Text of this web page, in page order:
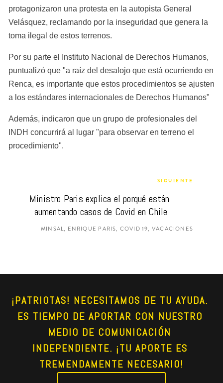
protagonizaron una protesta en la autopista General
Velásquez, reclamando por la inseguridad que genera la
toma ilegal de estos terrenos.
Por su parte el Instituto Nacional de Derechos Humanos,
puntualizó que "a raíz del desalojo que está ocurriendo en
Renca, es importante que estos procedimientos se ajusten
a los estándares internacionales de Derechos Humanos"
Además, indicaron que un grupo de profesionales del
INDH concurrirá al lugar "para observar en terreno el
procedimiento".
SIGUIENTE
Ministro Paris explica el porqué están
aumentando casos de Covid en Chile
MINSAL, ENRIQUE PARIS, COVID 19, VACACIONES
¡PATRIOTAS! NECESITAMOS DE TU AYUDA.
ES TIEMPO DE APORTAR CON NUESTRO
MEDIO DE COMUNICACIÓN
INDEPENDIENTE. ¡TU APORTE ES
TREMENDAMENTE NECESARIO!